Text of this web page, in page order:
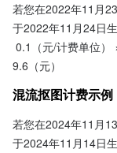
若您在2022年11月
于2022年11月24日
9.6（元）
混流抠图计费示例
若您在2024年11月
于2024年11月14日